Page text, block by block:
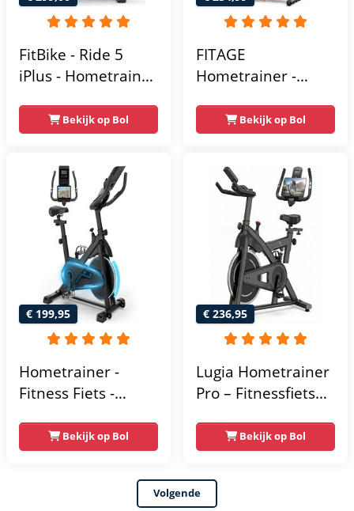
Blauw
FitBike - Ride 5
iPlus - Hometrainer
Trainingsprogramma's
- Hartslagsensoren
Bekijk op Bol
FITAGE
Hometrainer -
Weerstandsniveaus
- Tablethouder
voor Bluetooth
Kinomap & Zwift -
Fiets Lage Instap,
Ergonomisch & Stil
- Hometrainers
Fitness voor Thuis
Bekijk op Bol
€ 199,95
Hometrainer -
Fitness Fiets -
Vliegwiel -
Hartslagmeter -
Incl App - Extreem
Bekijk op Bol
€ 236,95
Lugia Hometrainer
Pro – Fitnessfiets
Gebruikers –
Premium Vering &
Demping – Extra
Soepel & Stil –
Bekijk op Bol
Volgende